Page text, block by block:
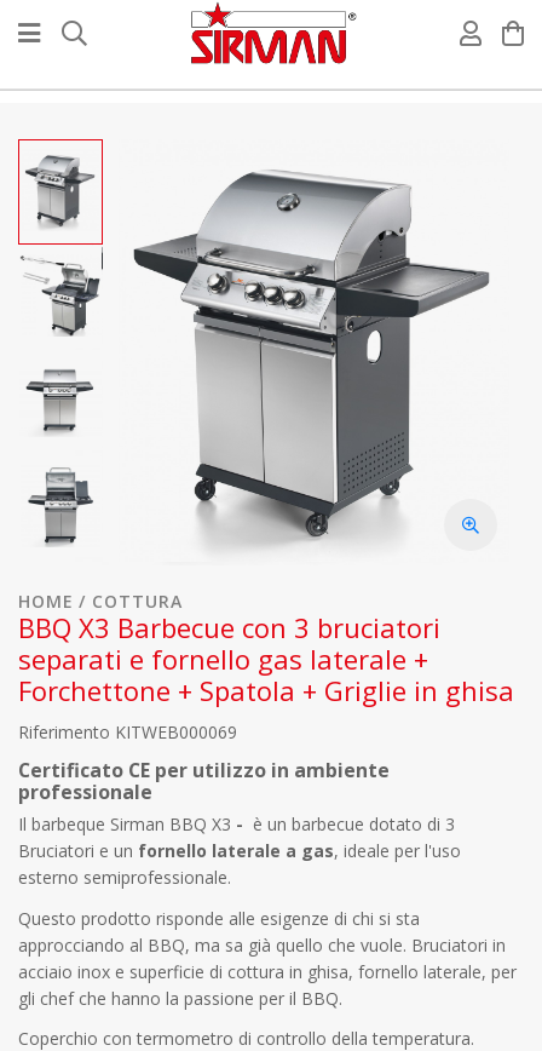
HOME COTTURA
BBQ X3 Barbecue con 3 bruciatori
separati e fornello gas laterale +
Forchettone + Spatola + Griglie in ghisa
Riferimento KITWEB000069
Certificato CE per utilizzo in ambiente
professionale
Il barbeque Sirman BBQ X3 - è un barbecue dotato di 3
Bruciatori e un fornello laterale a gas, ideale per l'uso
esterno semiprofessionale.
Questo prodotto risponde alle esigenze di chi si sta
approcciando al BBQ, ma sa già quello che vuole. Bruciatori in
acciaio inox e superficie di cottura in ghisa, fornello laterale, per
gli chef che hanno la passione per il BBQ.
Coperchio con termometro di controllo della temperatura.